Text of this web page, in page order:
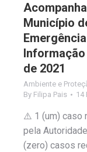
Município
de 2021
Ambiente e
By Filipa Pais 14
⚠️ 1 (um) caso
pela
(zero) casos